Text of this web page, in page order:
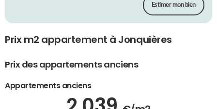
Estimer mon bien
Prix m2 appartement à Jonquières
Prix des appartements anciens
Appartements anciens